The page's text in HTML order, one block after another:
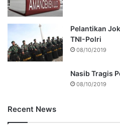
Pelantikan
TNI-Polri
08/10/2019
Nasib Tragis
08/10/2019
Recent News